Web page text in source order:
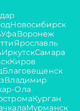
Новосибирск
УфаВоронеж
Ярославль
ИркутскСамара
Киров
Благовещенск
Владимир
Ола
Курган
Мурманск